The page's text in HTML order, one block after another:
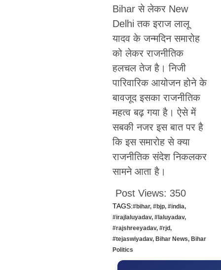
Bihar से लेकर New
Delhi तक इराज लालू
यादव के जन्मदिन समारोह
को लेकर राजनीतिक
हलचल तेज है। निजी
पारिवारिक आयोजन होने के
बावजूद इसका राजनीतिक
महत्व बढ़ गया है। ऐसे में
सबकी नजर इस बात पर है
कि इस समारोह से क्या
राजनीतिक संदेश निकलकर
सामने आता है।
Post Views: 350
TAGS:#bihar, #bjp, #india,
#irajlaluyadav, #laluyadav,
#rajshreeyadav, #rjd,
#tejaswiyadav, Bihar News, Bihar
Politics